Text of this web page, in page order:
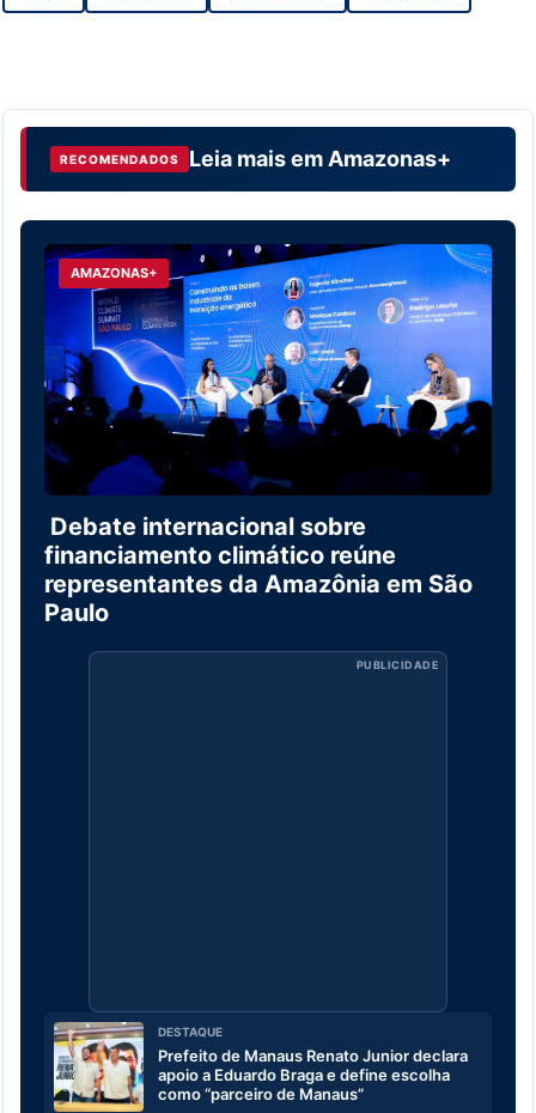
RECOMENDADOS Leia mais emAmazonas+
AMAZONAS+
Debate internacional sobre
financiamento climático reúne
representantes da Amazônia em São
Paulo
PUBLICIDADE
DESTAQUE
Prefeito de Manaus Renato Junior declara
apoio a Eduardo Braga e define escolha
como “parceiro de Manaus”